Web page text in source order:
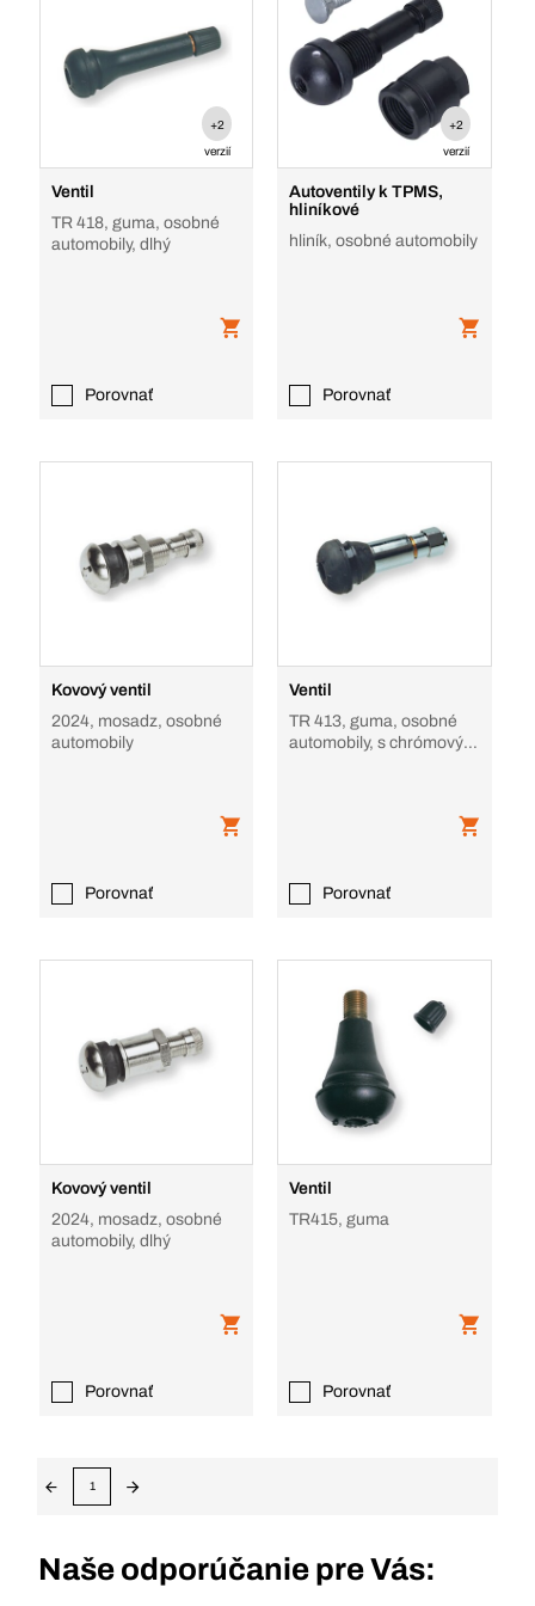
+2
verzií
Ventil
TR 418, guma, osobné
automobily, dlhý
Porovnať
+2
verzií
Autoventily k TPMS,
hliníkové
hliník, osobné automobily
Porovnať
Kovový ventil
2024, mosadz, osobné
automobily
Porovnať
Ventil
TR 413, guma, osobné
automobily, s chrómovým
Porovnať
Kovový ventil
2024, mosadz, osobné
automobily, dlhý
Porovnať
Ventil
TR415, guma
Porovnať
1
Naše odporúčanie pre Vás: